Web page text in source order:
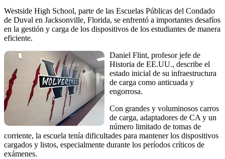
Westside High School, parte de las Escuelas Públicas del Condado
de Duval en Jacksonville, Florida, se enfrentó a importantes desafíos
en la gestión y carga de los dispositivos de los estudiantes de manera
eficiente.
Daniel Flint, profesor jefe de
Historia de EE.UU., describe el
estado inicial de su infraestructura
de carga como anticuada y
engorrosa.
Con grandes y voluminosos carros
de carga, adaptadores de CA y un
número limitado de tomas de
corriente, la escuela tenía dificultades para mantener los dispositivos
cargados y listos, especialmente durante los períodos críticos de
exámenes.